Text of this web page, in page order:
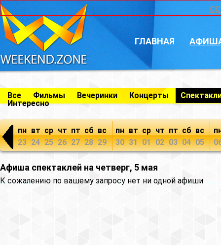
ГЛАВНАЯ
Все Фильмы Вечеринки Концерты
Интересно
пн
23
вт
24
ср
25
чт
26
пт
27
сб
28
вс
29
пн
30
вт
31
ср
01
чт
02
пт
03
сб
04
вс
05
Афиша спектаклей на четверг, 5 мая
К сожалению по вашему запросу нет ни одной афиши